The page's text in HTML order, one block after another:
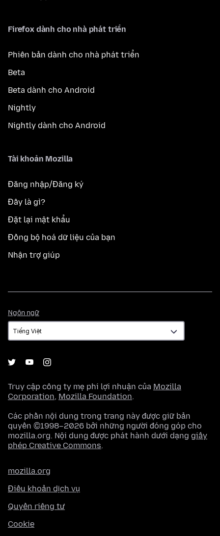
Firefox dành cho nhà phát triển
Phiên bản dành cho nhà phát triển
Beta
Beta dành cho Android
Nightly
Nightly dành cho Android
Tài khoản Mozilla
Đăng nhập/Đăng ký
Đây là gì?
Đặt lại mật khẩu
Đồng bộ hoá dữ liệu của bạn
Nhận trợ giúp
Ngôn ngữ
ngữ
Truy cập công ty mẹ phi lợi nhuận của Mozilla
Corporation, Mozilla Foundation.
Các phần nội dung trong trang này được giữ bản
quyền ©1998–2026 bởi những người đóng góp cho
mozilla.org. Nội dung được phát hành dưới dạng giấy
phép Creative Commons.
mozilla.org
Điều khoản dịch vụ
Quyền riêng tư
Cookie